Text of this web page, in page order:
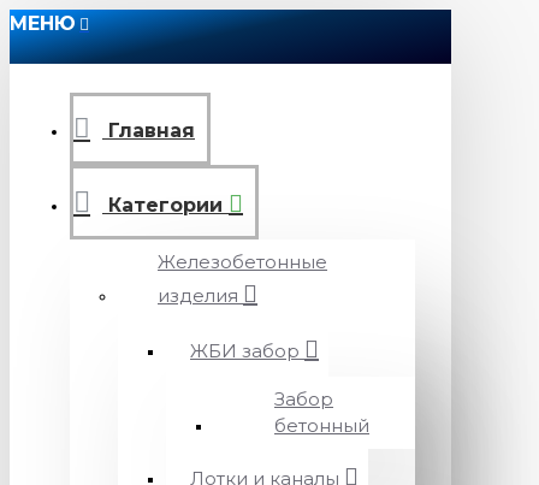
МЕНЮ
Главная
Категории
Железобетонные
изделия
ЖБИ забор
Забор
бетонный
Лотки и каналы